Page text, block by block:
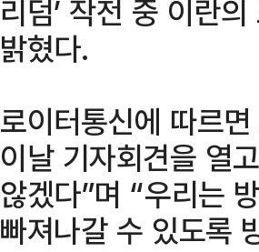
리덤’ 작전 중 이란
밝혔다.
로이터통신에 따르
이날 기자회견을 열
않겠다”며 “우리는
빠져나갈 수 있도록